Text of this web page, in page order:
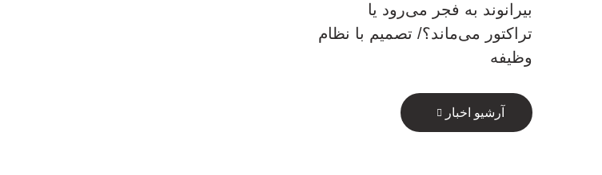
بیرانوند به فجر می‌رود یا
تراکتور می‌ماند؟/ تصمیم با نظام
وظیفه
آرشیو اخبار